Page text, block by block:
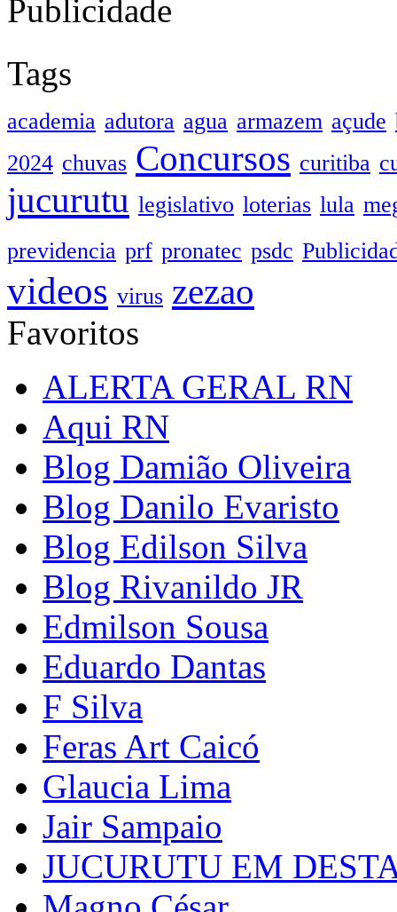
Publicidade
Tags
academia adutora agua armazem açude
2024 chuvas Concursos curitiba
jucurutu legislativo loterias lula
previdencia prf pronatec psdc
videos virus zezao
Favoritos
ALERTA GERAL RN
Aqui RN
Blog Damião Oliveira
Blog Danilo Evaristo
Blog Edilson Silva
Blog Rivanildo JR
Edmilson Sousa
Eduardo Dantas
F Silva
Feras Art Caicó
Glaucia Lima
Jair Sampaio
JUCURUTU EM